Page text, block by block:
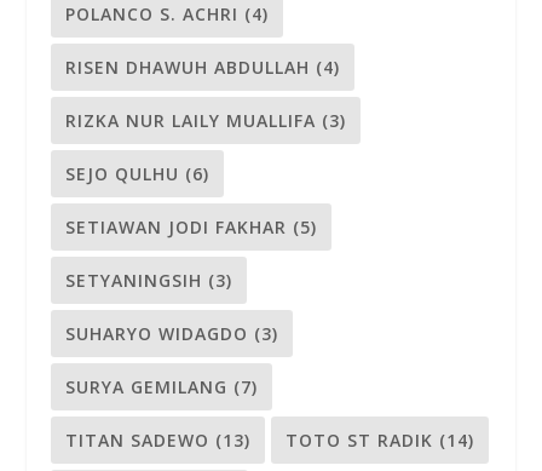
POLANCO S. ACHRI (4)
RISEN DHAWUH ABDULLAH (4)
RIZKA NUR LAILY MUALLIFA (3)
SEJO QULHU (6)
SETIAWAN JODI FAKHAR (5)
SETYANINGSIH (3)
SUHARYO WIDAGDO (3)
SURYA GEMILANG (7)
TITAN SADEWO (13) TOTO ST RADIK (14)